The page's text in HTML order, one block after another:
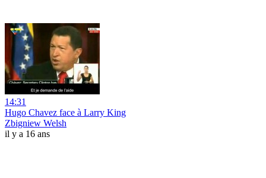
14:31
Hugo Chavez face à Larry King
Zbigniew Welsh
il y a 16 ans